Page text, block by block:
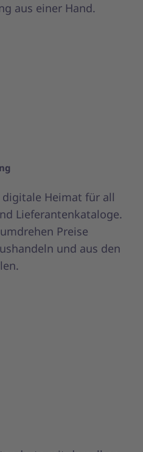
aus einer Hand.
Heimat für all
Lieferantenkataloge.
Preise
und aus den